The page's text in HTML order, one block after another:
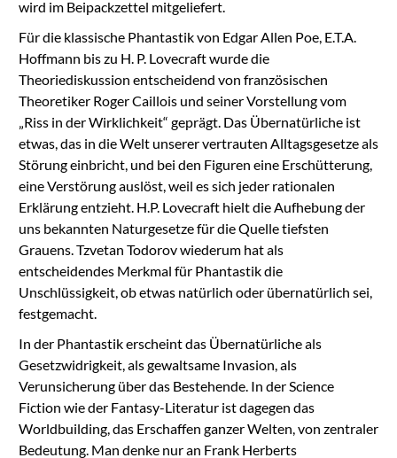
wird im Beipackzettel mitgeliefert.
Für die klassische Phantastik von Edgar Allen Poe, E.T.A.
Hoffmann bis zu H. P. Lovecraft wurde die
Theoriediskussion entscheidend von französischen
Theoretiker Roger Caillois und seiner Vorstellung vom
„Riss in der Wirklichkeit“ geprägt. Das Übernatürliche ist
etwas, das in die Welt unserer vertrauten Alltagsgesetze als
Störung einbricht, und bei den Figuren eine Erschütterung,
eine Verstörung auslöst, weil es sich jeder rationalen
Erklärung entzieht. H.P. Lovecraft hielt die Aufhebung der
uns bekannten Naturgesetze für die Quelle tiefsten
Grauens. Tzvetan Todorov wiederum hat als
entscheidendes Merkmal für Phantastik die
Unschlüssigkeit, ob etwas natürlich oder übernatürlich sei,
festgemacht.
In der Phantastik erscheint das Übernatürliche als
Gesetzwidrigkeit, als gewaltsame Invasion, als
Verunsicherung über das Bestehende. In der Science
Fiction wie der Fantasy-Literatur ist dagegen das
Worldbuilding, das Erschaffen ganzer Welten, von zentraler
Bedeutung. Man denke nur an Frank Herberts